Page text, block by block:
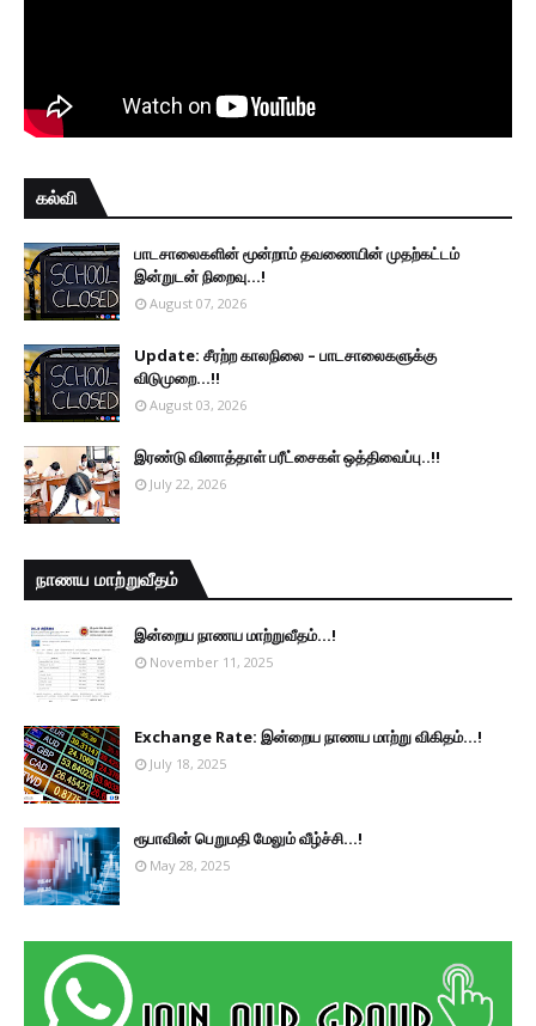
கல்வி
பாடசாலைகளின் மூன்றாம் தவணையின் முதற்கட்டம்
இன்றுடன் நிறைவு...!
August 07, 2026
Update: சீரற்ற காலநிலை – பாடசாலைகளுக்கு
விடுமுறை...!!
August 03, 2026
இரண்டு வினாத்தாள் பரீட்சைகள் ஒத்திவைப்பு..!!
July 22, 2026
நாணய மாற்றுவீதம்
இன்றைய நாணய மாற்றுவீதம்...!
November 11, 2025
Exchange Rate: இன்றைய நாணய மாற்று விகிதம்...!
July 18, 2025
ரூபாவின் பெறுமதி மேலும் வீழ்ச்சி...!
May 28, 2025